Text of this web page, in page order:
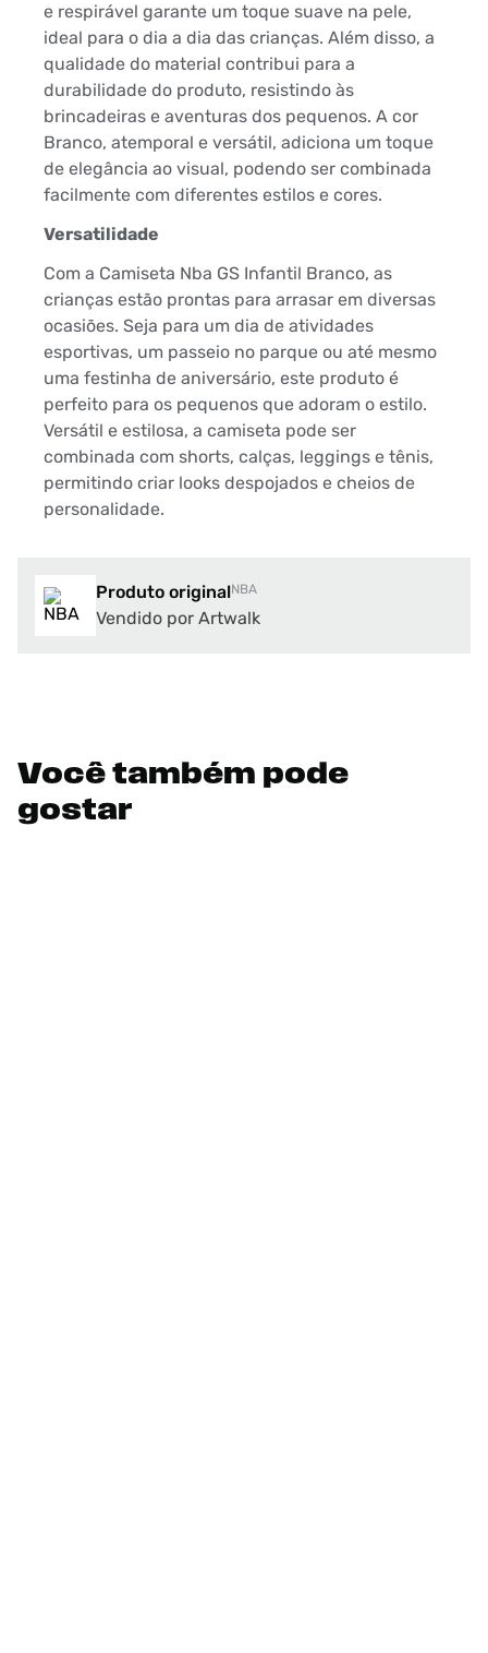
e respirável garante um toque suave na pele,
ideal para o dia a dia das crianças. Além disso, a
qualidade do material contribui para a
durabilidade do produto, resistindo às
brincadeiras e aventuras dos pequenos. A cor
Branco, atemporal e versátil, adiciona um toque
de elegância ao visual, podendo ser combinada
facilmente com diferentes estilos e cores.
Versatilidade
Com a Camiseta Nba GS Infantil Branco, as
crianças estão prontas para arrasar em diversas
ocasiões. Seja para um dia de atividades
esportivas, um passeio no parque ou até mesmo
uma festinha de aniversário, este produto é
perfeito para os pequenos que adoram o estilo.
Versátil e estilosa, a camiseta pode ser
combinada com shorts, calças, leggings e tênis,
permitindo criar looks despojados e cheios de
personalidade.
Produto originalNBA
Vendido por Artwalk
Você também pode
gostar